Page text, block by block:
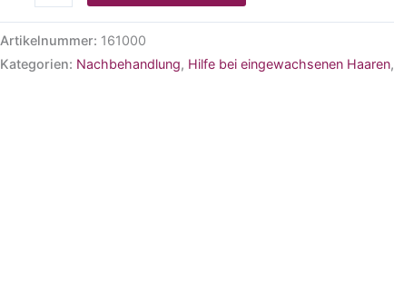
Artikelnummer: 161000
Kategorien: Nachbehandlung, Hilfe bei eingewachsenen Haaren